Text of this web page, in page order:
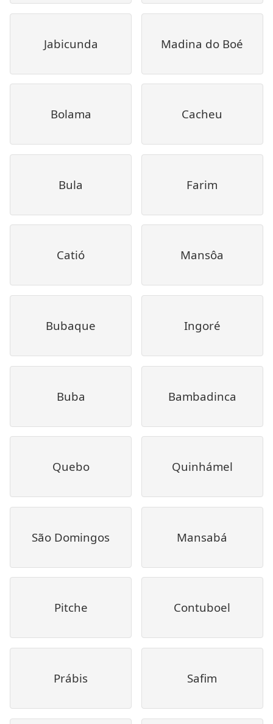
Jabicunda Madina do Boé
Bolama Cacheu
Bula Farim
Catió Mansôa
Bubaque Ingoré
Buba Bambadinca
Quebo Quinhámel
São Domingos Mansabá
Pitche Contuboel
Prábis Safim